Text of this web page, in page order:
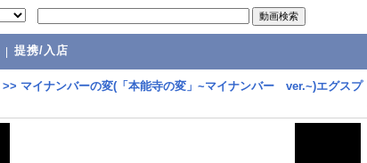
提携/入店
>> マイナンバーの変(「本能寺の変」~マイナンバー ver.~)エグスプ